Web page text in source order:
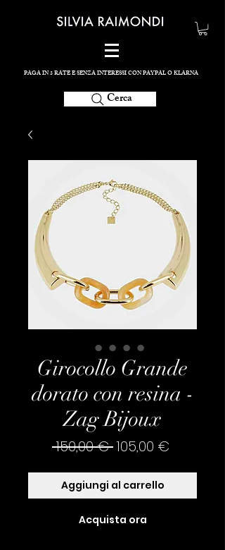
PAGA IN 3 RATE E SENZA INTERESSI CON PAYPAL O KLARNA
Cerca
Girocollo Grande
dorato con resina -
Zag Bijoux
150,00 € Prezzo
105,00 €
Aggiungi al carrello
Acquista ora